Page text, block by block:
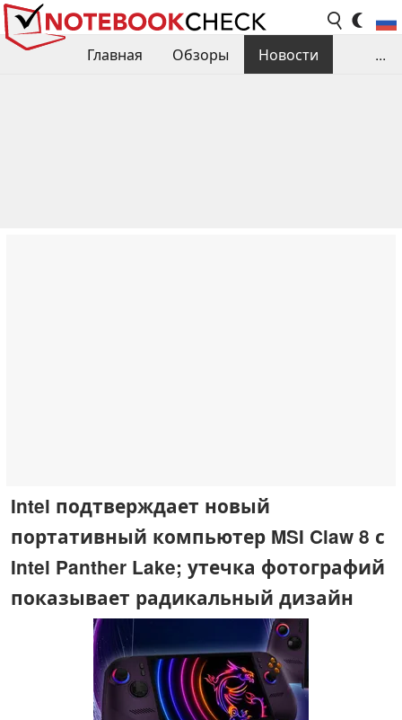
Главная Обзоры
Новости
...
Intel подтверждает новый
портативный компьютер MSI Claw 8 с
Intel Panther Lake; утечка фотографий
показывает радикальный дизайн